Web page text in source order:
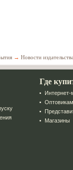
→ Новости
Где
Интернет-
Оптовикам
Магазины